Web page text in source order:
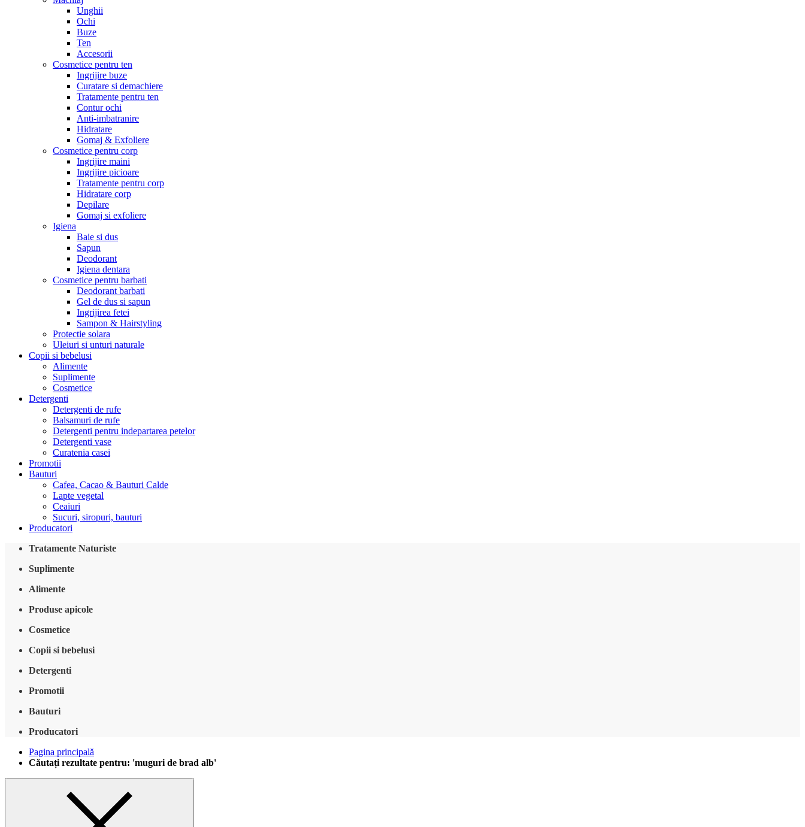
Unghii
Ochi
Buze
Ten
Accesorii
Cosmetice pentru ten
Ingrijire buze
Curatare si demachiere
Tratamente pentru ten
Contur ochi
Anti-imbatranire
Hidratare
Gomaj & Exfoliere
Cosmetice pentru corp
Ingrijire maini
Ingrijire picioare
Tratamente pentru corp
Hidratare corp
Depilare
Gomaj si exfoliere
Igiena
Baie si dus
Sapun
Deodorant
Igiena dentara
Cosmetice pentru barbati
Deodorant barbati
Gel de dus si sapun
Ingrijirea fetei
Sampon & Hairstyling
Protectie solara
Uleiuri si unturi naturale
Copii si bebelusi
Alimente
Suplimente
Cosmetice
Detergenti
Detergenti de rufe
Balsamuri de rufe
Detergenti pentru indepartarea petelor
Detergenti vase
Curatenia casei
Promotii
Bauturi
Cafea, Cacao & Bauturi Calde
Lapte vegetal
Ceaiuri
Sucuri, siropuri, bauturi
Producatori
Tratamente Naturiste
Suplimente
Alimente
Produse apicole
Cosmetice
Copii si bebelusi
Detergenti
Promotii
Bauturi
Producatori
Pagina principală
Căutați rezultate pentru: 'muguri de brad alb'